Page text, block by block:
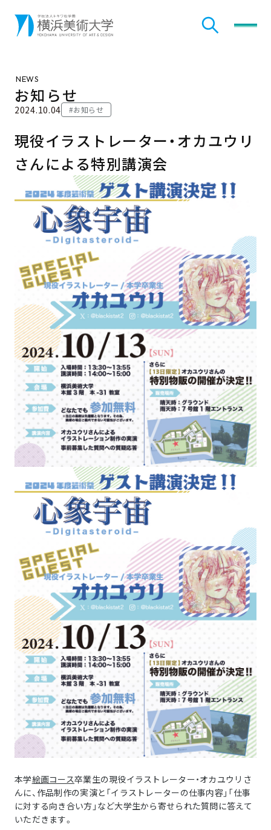
検索
NEWS
お知らせ
2024.10.04 #お知らせ
現役イラストレーター・オカユウリ
さんによる特別講演会
本学絵画コース卒業生の現役イラストレーター・オカユウリさ
んに、作品制作の実演と「イラストレーターの仕事内容」「仕事
に対する向き合い方」など大学生から寄せられた質問に答えて
いただきます。